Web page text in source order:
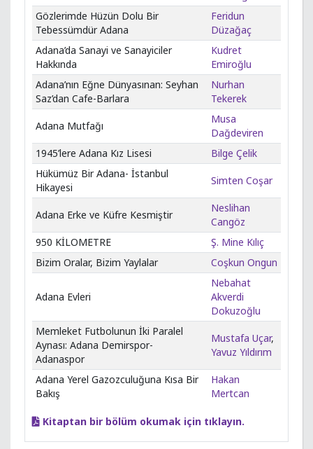
Gözlerimde Hüzün Dolu Bir
Tebessümdür Adana
Feridun
Düzağaç
Adana’da Sanayi ve Sanayiciler
Hakkında
Kudret
Emiroğlu
Adana’nın Eğne Dünyasınan: Seyhan
Saz’dan Cafe-Barlara
Nurhan
Tekerek
Adana Mutfağı
Musa
Dağdeviren
1945’lere Adana Kız Lisesi
Bilge Çelik
Hükümüz Bir Adana- İstanbul
Hikayesi
Simten Coşar
Adana Erke ve Küfre Kesmiştir
Neslihan
Cangöz
950 KİLOMETRE
Ş. Mine Kılıç
Bizim Oralar, Bizim Yaylalar
Coşkun Ongun
Adana Evleri
Nebahat
Akverdi
Dokuzoğlu
Memleket Futbolunun İki Paralel
Aynası: Adana Demirspor-
Adanaspor
Mustafa Uçar,
Yavuz Yıldırım
Adana Yerel Gazozculuğuna Kısa Bir
Bakış
Hakan
Mertcan
Kitaptan bir bölüm okumak için tıklayın.